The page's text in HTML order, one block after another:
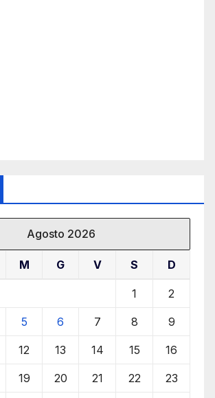
Agosto 2026
M G V S D
1 2
5 6 7 8 9
12 13 14 15 16
19 20 21 22 23